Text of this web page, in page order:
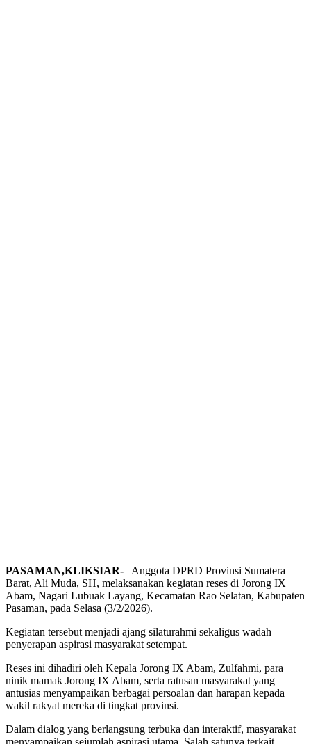
PASAMAN,KLIKSIAR-– Anggota DPRD Provinsi Sumatera
Barat, Ali Muda, SH, melaksanakan kegiatan reses di Jorong IX
Abam, Nagari Lubuak Layang, Kecamatan Rao Selatan, Kabupaten
Pasaman, pada Selasa (3/2/2026).
Kegiatan tersebut menjadi ajang silaturahmi sekaligus wadah
penyerapan aspirasi masyarakat setempat.
Reses ini dihadiri oleh Kepala Jorong IX Abam, Zulfahmi, para
ninik mamak Jorong IX Abam, serta ratusan masyarakat yang
antusias menyampaikan berbagai persoalan dan harapan kepada
wakil rakyat mereka di tingkat provinsi.
Dalam dialog yang berlangsung terbuka dan interaktif, masyarakat
menyampaikan sejumlah aspirasi utama. Salah satunya terkait